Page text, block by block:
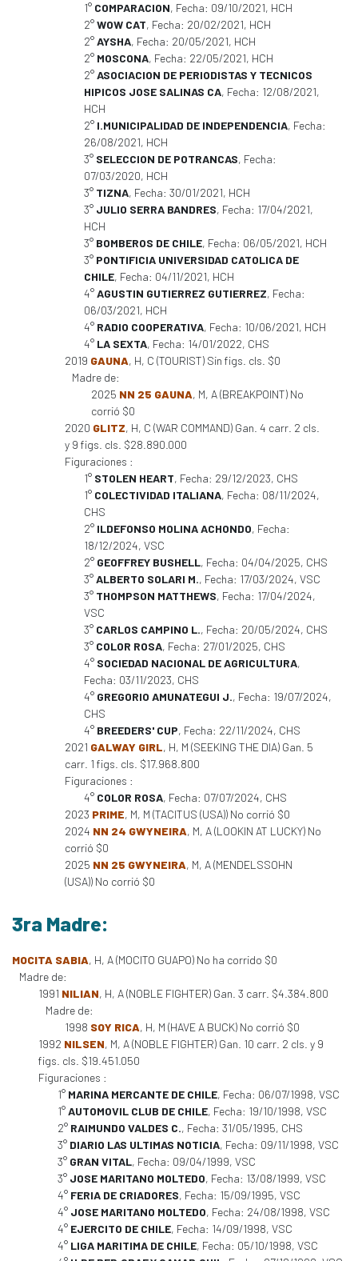
1° COMPARACION, Fecha: 09/10/2021, HCH
2°WOW CAT, Fecha: 20/02/2021, HCH
2°AYSHA, Fecha: 20/05/2021, HCH
2° MOSCONA, Fecha: 22/05/2021, HCH
2°ASOCIACION DE PERIODISTAS Y TECNICOS
HIPICOS JOSE SALINAS CA, Fecha: 12/08/2021,
HCH
2° I.MUNICIPALIDAD DE INDEPENDENCIA, Fecha:
26/08/2021, HCH
3° SELECCION DE POTRANCAS, Fecha:
07/03/2020, HCH
3° TIZNA, Fecha: 30/01/2021, HCH
3° JULIO SERRA BANDRES, Fecha: 17/04/2021,
HCH
3° BOMBEROS DE CHILE, Fecha: 06/05/2021, HCH
3° PONTIFICIA UNIVERSIDAD CATOLICA DE
CHILE, Fecha: 04/11/2021, HCH
4°AGUSTIN GUTIERREZ GUTIERREZ, Fecha:
06/03/2021, HCH
4° RADIO COOPERATIVA, Fecha: 10/06/2021, HCH
4° LA SEXTA, Fecha: 14/01/2022, CHS
2019 GAUNA, H, C (TOURIST) Sin figs. cls. $0
Madre de:
2025 NN 25 GAUNA, M, A (BREAKPOINT) No
corrió $0
2020 GLITZ, H, C (WAR COMMAND) Gan. 4 carr. 2 cls.
y 9 figs. cls. $28.890.000
Figuraciones :
1° STOLEN HEART, Fecha: 29/12/2023, CHS
1° COLECTIVIDAD ITALIANA, Fecha: 08/11/2024,
CHS
2° ILDEFONSO MOLINA ACHONDO, Fecha:
18/12/2024, VSC
2° GEOFFREY BUSHELL, Fecha: 04/04/2025, CHS
3°ALBERTO SOLARI M., Fecha: 17/03/2024, VSC
3° THOMPSON MATTHEWS, Fecha: 17/04/2024,
VSC
3° CARLOS CAMPINO L., Fecha: 20/05/2024, CHS
3° COLOR ROSA, Fecha: 27/01/2025, CHS
4° SOCIEDAD NACIONAL DE AGRICULTURA,
Fecha: 03/11/2023, CHS
4° GREGORIO AMUNATEGUI J., Fecha: 19/07/2024,
CHS
4° BREEDERS' CUP, Fecha: 22/11/2024, CHS
2021 GALWAY GIRL, H, M (SEEKING THE DIA) Gan. 5
carr. 1 figs. cls. $17.968.800
Figuraciones :
4° COLOR ROSA, Fecha: 07/07/2024, CHS
2023 PRIME, M, M (TACITUS (USA)) No corrió $0
2024 NN 24 GWYNEIRA, M, A (LOOKIN AT LUCKY) No
corrió $0
2025 NN 25 GWYNEIRA, M, A (MENDELSSOHN
(USA)) No corrió $0
3ra Madre:
MOCITA SABIA, H, A (MOCITO GUAPO) No ha corrido $0
Madre de:
1991 NILIAN, H, A (NOBLE FIGHTER) Gan. 3 carr. $4.384.800
Madre de:
1998 SOY RICA, H, M (HAVE A BUCK) No corrió $0
1992 NILSEN, M, A (NOBLE FIGHTER) Gan. 10 carr. 2 cls. y 9
figs. cls. $19.451.050
Figuraciones :
1° MARINA MERCANTE DE CHILE, Fecha: 06/07/1998, VSC
1°AUTOMOVIL CLUB DE CHILE, Fecha: 19/10/1998, VSC
2° RAIMUNDO VALDES C., Fecha: 31/05/1995, CHS
3° DIARIO LAS ULTIMAS NOTICIA, Fecha: 09/11/1998, VSC
3° GRAN VITAL, Fecha: 09/04/1999, VSC
3° JOSE MARITANO MOLTEDO, Fecha: 13/08/1999, VSC
4° FERIA DE CRIADORES, Fecha: 15/09/1995, VSC
4° JOSE MARITANO MOLTEDO, Fecha: 24/08/1998, VSC
4° EJERCITO DE CHILE, Fecha: 14/09/1998, VSC
4° LIGA MARITIMA DE CHILE, Fecha: 05/10/1998, VSC